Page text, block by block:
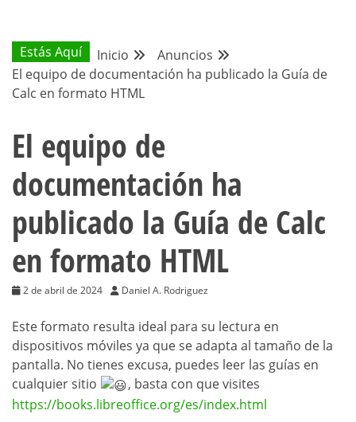
COMUNIDAD
HISPANA
Estás Aquí Inicio
Anuncios
El equipo de documentación ha publicado la Guía de
Calc en formato HTML
El equipo de
documentación ha
publicado la Guía de Calc
en formato HTML
2 de abril de 2024 Daniel A. Rodriguez
Este formato resulta ideal para su lectura en
dispositivos móviles ya que se adapta al tamaño de la
pantalla. No tienes excusa, puedes leer las guías en
cualquier sitio
, basta con que visites
https://books.libreoffice.org/es/index.html